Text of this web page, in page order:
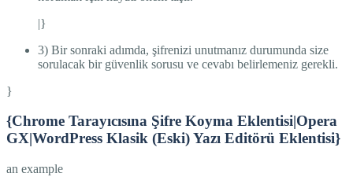
|}
3) Bir sonraki adımda, şifrenizi unutmanız durumunda size
sorulacak bir güvenlik sorusu ve cevabı belirlemeniz gerekli.
}
{Chrome Tarayıcısına Şifre Koyma Eklentisi|Opera
GX|WordPress Klasik (Eski) Yazı Editörü Eklentisi}
an example